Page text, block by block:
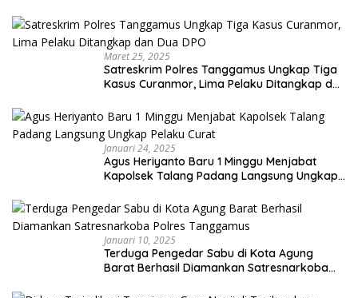
Maret 25, 2025
Satreskrim Polres Tanggamus Ungkap Tiga
Kasus Curanmor, Lima Pelaku Ditangkap dan
Januari 24, 2025
Agus Heriyanto Baru 1 Minggu Menjabat
Kapolsek Talang Padang Langsung Ungkap
Januari 10, 2025
Terduga Pengedar Sabu di Kota Agung
Barat Berhasil Diamankan Satresnarkoba